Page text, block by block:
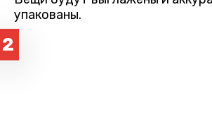
упакованы.
2